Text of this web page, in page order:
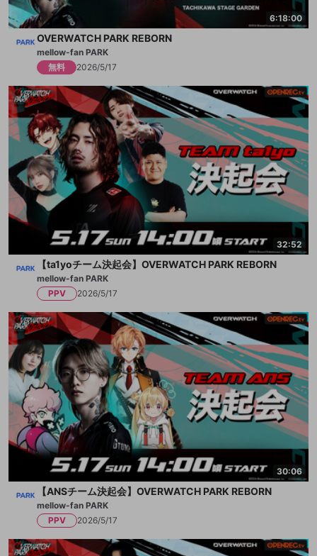
6:18:00
OVERWATCH PARK REBORN
mellow-fan PARK
無料
2026/5/17
32:52
【ta1yoチーム決起会】OVERWATCH PARK REBORN
mellow-fan PARK
PPV
2026/5/17
30:06
【ANSチーム決起会】OVERWATCH PARK REBORN
mellow-fan PARK
PPV
2026/5/17